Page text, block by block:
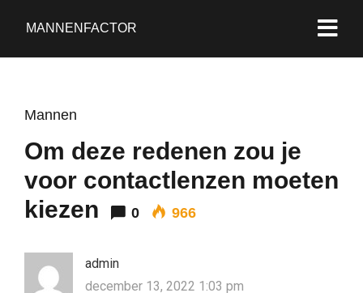
MANNENFACTOR
Mannen
Om deze redenen zou je
voor contactlenzen moeten
kiezen
0 966
admin
december 13, 2022 1:03 pm